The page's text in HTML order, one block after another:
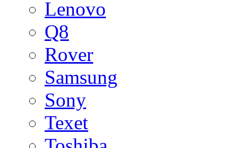
Lenovo
Q8
Rover
Samsung
Sony
Texet